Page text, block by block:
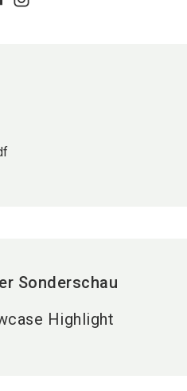
Sonderschau
Highlight